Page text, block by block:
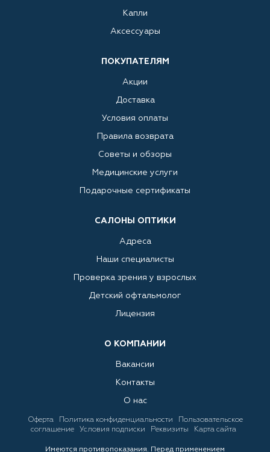
Капли
Аксессуары
ПОКУПАТЕЛЯМ
Акции
Доставка
Условия оплаты
Правила возврата
Советы и обзоры
Медицинские услуги
Подарочные сертификаты
САЛОНЫ ОПТИКИ
Адреса
Наши специалисты
Проверка зрения у взрослых
Детский офтальмолог
Лицензия
О КОМПАНИИ
Вакансии
Контакты
О нас
Оферта Политика конфиденциальности
Пользовательское
соглашение
Условия подписки Реквизиты Карта сайта
Имеются противопоказания. Перед применением